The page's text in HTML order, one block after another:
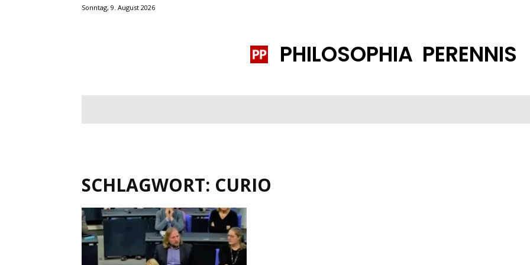
Sonntag, 9. August 2026
PHILOSOPHIA PERENNIS
SCHLAGWORT: CURIO